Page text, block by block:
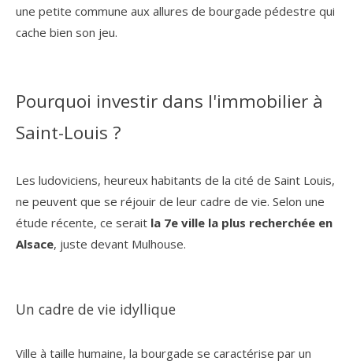
une petite commune aux allures de bourgade pédestre qui
cache bien son jeu.
Pourquoi investir dans l'immobilier à
Saint-Louis ?
Les ludoviciens, heureux habitants de la cité de Saint Louis,
ne peuvent que se réjouir de leur cadre de vie. Selon une
étude récente, ce serait la 7e ville la plus recherchée en
Alsace, juste devant Mulhouse.
Un cadre de vie idyllique
Ville à taille humaine, la bourgade se caractérise par un